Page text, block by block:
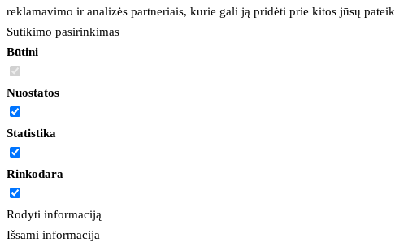
reklamavimo ir analizės partneriais, kurie gali ją pridėti prie kitos jūsų
Sutikimo pasirinkimas
Būtini
Nuostatos
Statistika
Rinkodara
Rodyti informaciją
Išsami informacija